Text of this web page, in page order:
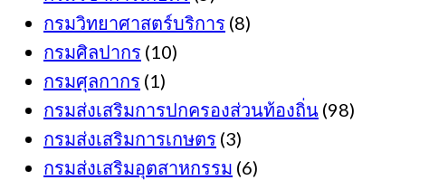
กรมวิทยาศาสตร์บริการ (8)
กรมศิลปากร (10)
กรมศุลกากร (1)
กรมส่งเสริมการปกครองส่วนท้องถิ่น (98)
กรมส่งเสริมการเกษตร (3)
กรมส่งเสริมอุตสาหกรรม (6)